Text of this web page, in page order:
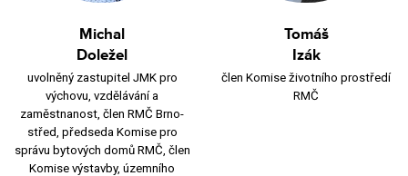
Michal
Doležel
uvolněný zastupitel JMK pro
výchovu, vzdělávání a
zaměstnanost, člen RMČ Brno-
střed, předseda Komise pro
správu bytových domů RMČ, člen
Komise výstavby, územního
Tomáš
Izák
člen Komise životního prostředí
RMČ